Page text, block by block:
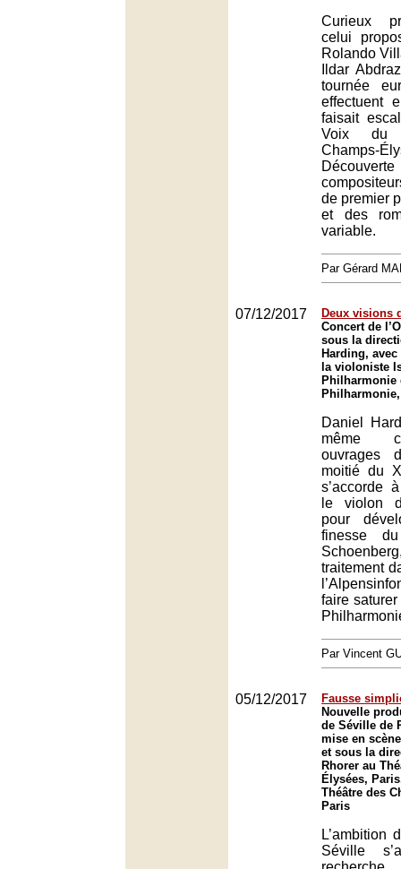
Curieux
celui
Rolando
Ildar
tournée
effectuent
faisait
Voix du
Champs-
de premier
et des
variable.
Par Gérard
07/12/2017
Deux visions
Concert de
sous la
Harding,
la violoniste
Philharmonie
Daniel
même
ouvrages
moitié du
s’accorde
le violon
pour
finesse
traitement
faire saturer
Par Vincent
05/12/2017
Fausse
Nouvelle
de Séville de
mise en
et sous la
Rhorer au
Élysées,
Théâtre des
Paris
L’ambition
Séville